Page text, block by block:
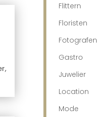
Flittern
Floristen
Fotografen
Gastro
Juwelier
Location
Mode